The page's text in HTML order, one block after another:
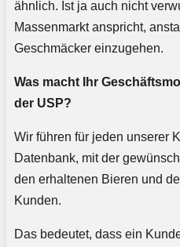
ähnlich. Ist ja auch nicht
Massenmarkt anspricht,
Geschmäcker einzugehen.
Was macht Ihr
der USP?
Wir führen für jeden unserer
Datenbank, mit der
den erhaltenen Bieren und
Kunden.
Das bedeutet, dass ein